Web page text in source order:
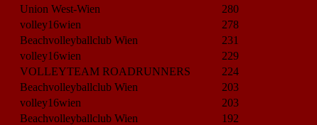
Union West-Wien
280
volley16wien
278
Beachvolleyballclub Wien
231
volley16wien
229
VOLLEYTEAM ROADRUNNERS
224
Beachvolleyballclub Wien
203
volley16wien
203
Beachvolleyballclub Wien
192